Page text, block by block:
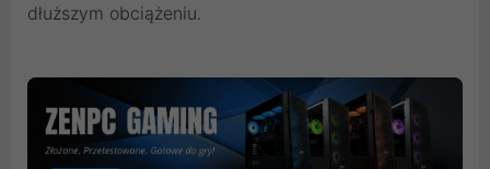
dłuższym obciążeniu.